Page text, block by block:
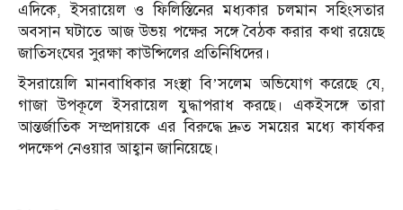
এদিকে, ইসরায়েল ও ফিলিস্তিনের মধ্যকার চলমান সহিংসতার
অবসান ঘটাতে আজ উভয় পক্ষের সঙ্গে বৈঠক করার কথা রয়েছে
জাতিসংঘের সুরক্ষা কাউন্সিলের প্রতিনিধিদের।
ইসরায়েলি মানবাধিকার সংস্থা বি’সলেম অভিযোগ করেছে যে,
গাজা উপকূলে ইসরায়েল যুদ্ধাপরাধ করছে। একইসঙ্গে তারা
আন্তর্জাতিক সম্প্রদায়কে এর বিরুদ্ধে দ্রুত সময়ের মধ্যে কার্যকর
পদক্ষেপ নেওয়ার আহ্বান জানিয়েছে।